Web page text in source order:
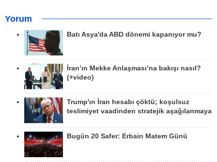
Yorum
Batı Asya'da ABD dönemi kapanıyor mu?
İran’ın Mekke Anlaşması’na bakışı nasıl?
(+video)
Trump'ın İran hesabı çöktü; koşulsuz
teslimiyet vaadinden stratejik aşağılanmaya
Bugün 20 Safer: Erbain Matem Günü